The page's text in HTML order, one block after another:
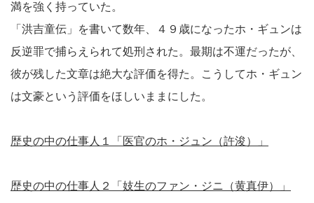
満を強く持っていた。
「洪吉童伝」を書いて数年、４９歳になったホ・ギュンは
反逆罪で捕らえられて処刑された。最期は不運だったが、
彼が残した文章は絶大な評価を得た。こうしてホ・ギュン
は文豪という評価をほしいままにした。
歴史の中の仕事人１「医官のホ・ジュン（許浚）」
歴史の中の仕事人２「妓生のファン・ジニ（黄真伊）」